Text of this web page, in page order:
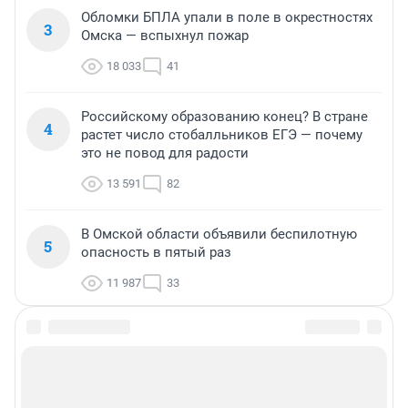
3
Обломки БПЛА упали в поле в окрестностях
Омска — вспыхнул пожар
18 033 41
4
Российскому образованию конец? В стране
растет число стобалльников ЕГЭ — почему
это не повод для радости
13 591 82
5
В Омской области объявили беспилотную
опасность в пятый раз
11 987 33